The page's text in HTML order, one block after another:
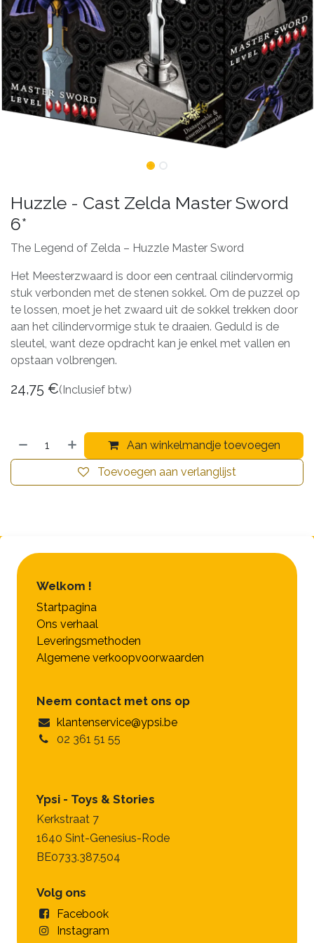
Huzzle - Cast Zelda Master Sword
6*
The Legend of Zelda – Huzzle Master Sword
Het Meesterzwaard is door een centraal cilindervormig
stuk verbonden met de stenen sokkel. Om de puzzel op
te lossen, moet je het zwaard uit de sokkel trekken door
aan het cilindervormige stuk te draaien. Geduld is de
sleutel, want deze opdracht kan je enkel met vallen en
opstaan volbrengen.
24,75 €(Inclusief btw)
Aan winkelmandje toevoegen
Toevoegen aan verlanglijst
Welkom !
Startpagina
Ons verhaal
Leveringsmethoden
Algemene verkoopvoorwaarden
Neem contact met ons op
klantenservice@ypsi.be
02 361 51 55
Ypsi - Toys & Stories
Kerkstraat 7
1640 Sint-Genesius-Rode
BE0733.387.504
Volg ons
Facebook
Instagram